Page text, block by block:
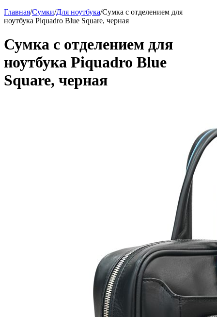
Главная/Сумки/Для ноутбука/Сумка с отделением для
ноутбука Piquadro Blue Square, черная
Сумка с отделением для
ноутбука Piquadro Blue
Square, черная